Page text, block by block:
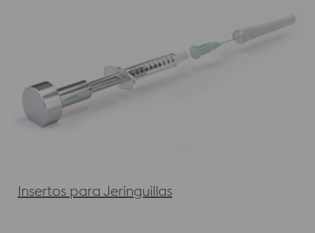
Insertos para Jeringuillas